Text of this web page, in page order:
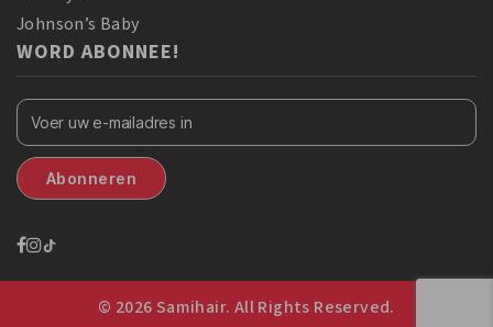
Johnson’s Baby
WORD ABONNEE!
© 2026 Samihair. All Rights Reserved.